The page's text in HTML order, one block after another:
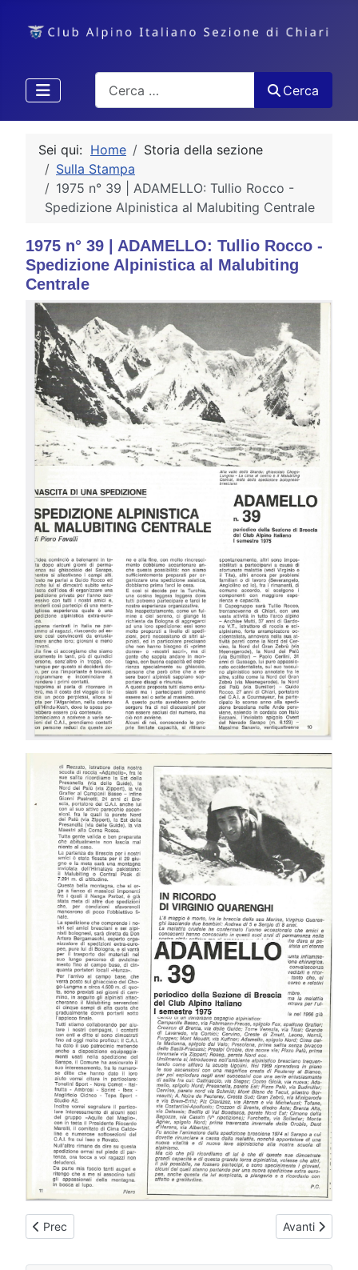
Cerca
Sei qui: Home
Storia della sezione
Sulla Stampa
1975 n° 39 | ADAMELLO: Tullio Rocco -
Spedizione Alpinistica al Malubiting Centrale
1975 n° 39 | ADAMELLO: Tullio Rocco -
Spedizione Alpinistica al Malubiting
Centrale
Articolo precedente: 1970 n° 29 | ADAMELLO: Tullio e Guido
Prec Articolo
Avanti